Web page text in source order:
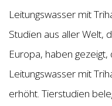
Leitungswasser mit
Studien aus aller Welt,
Europa, haben
Leitungswasser mit
erhöht. Tierstudien